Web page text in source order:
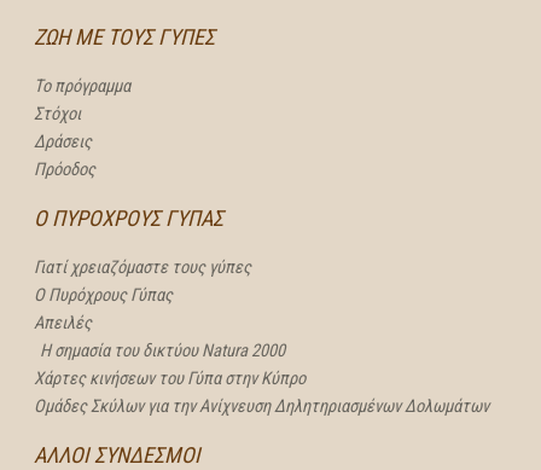
ΖΩΗ ΜΕ ΤΟΥΣ ΓΥΠΕΣ
Το πρόγραμμα
Στόχοι
Δράσεις
Πρόοδος
Ο ΠΥΡΟΧΡΟΥΣ ΓΥΠΑΣ
Γιατί χρειαζόμαστε τους γύπες
Ο Πυρόχρους Γύπας
Απειλές
Η σημασία του δικτύου Natura 2000
Χάρτες κινήσεων του Γύπα στην Κύπρο
Ομάδες Σκύλων για την Ανίχνευση Δηλητηριασμένων Δολωμάτων
ΑΛΛΟΙ ΣΥΝΔΕΣΜΟΙ